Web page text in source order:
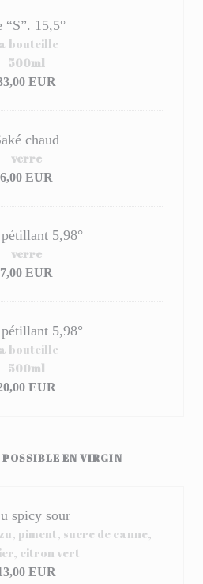
“S”. 15,5°
bouteille
EUR
500ml
chaud
6,00 EUR
verre
pétillant 5,98°
7,00 EUR
verre
pétillant 5,98°
bouteille
EUR
500ml
EN VIRGIN
spicy sour
piment, sucre de canne,
citron vert
EUR